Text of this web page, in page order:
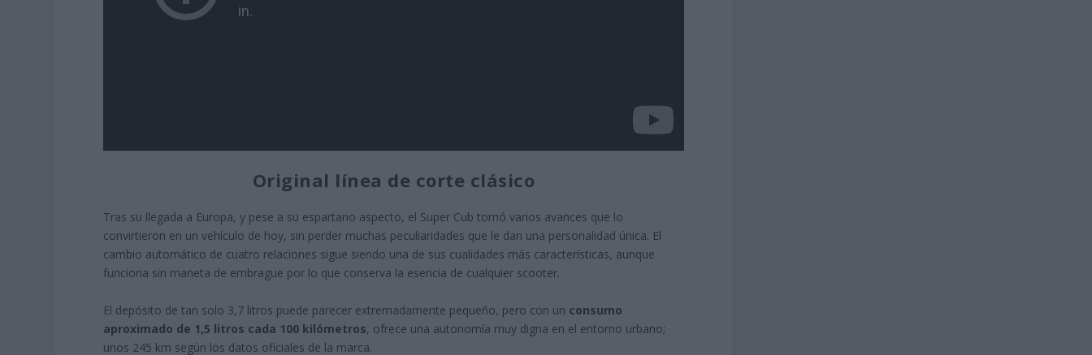
Original línea de corte clásico
Tras su llegada a Europa, y pese a su espartano aspecto, el Super Cub tomó varios avances que lo
convirtieron en un vehículo de hoy, sin perder muchas peculiaridades que le dan una personalidad única. El
cambio automático de cuatro relaciones sigue siendo una de sus cualidades más características, aunque
funciona sin maneta de embrague por lo que conserva la esencia de cualquier scooter.
El depósito de tan solo 3,7 litros puede parecer extremadamente pequeño, pero con un consumo
aproximado de 1,5 litros cada 100 kilómetros, ofrece una autonomía muy digna en el entorno urbano;
unos 245 km según los datos oficiales de la marca.